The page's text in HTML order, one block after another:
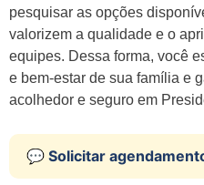
pesquisar as opções
valorizem a qualidade e o
equipes. Dessa forma, você
e bem-estar de sua família e
acolhedor e seguro em
💬 Solicitar